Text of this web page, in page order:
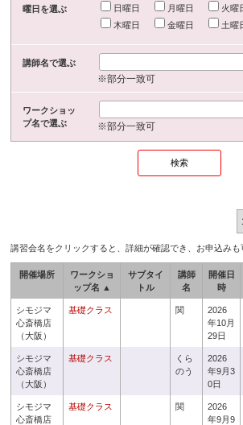
曜日を選ぶ 日曜日 月曜日 火曜
木曜日
金曜日 土曜
講師名で選ぶ
※部分一致可
ワークショッ
プ名で選ぶ
※部分一致可
講習会名をクリックすると、詳細が確認でき、お申込みも
開催場所
ワークショ
ップ名 ▲
サブタイ
トル
講師
名
開催日
時
シモジマ
心斎橋店
（大阪）
基礎クラス 関
2026
年10月
29日
シモジマ
心斎橋店
（大阪）
基礎クラス
くら
のう
2026
年9月3
0日
シモジマ
心斎橋店
基礎クラス 関
2026
年9月9